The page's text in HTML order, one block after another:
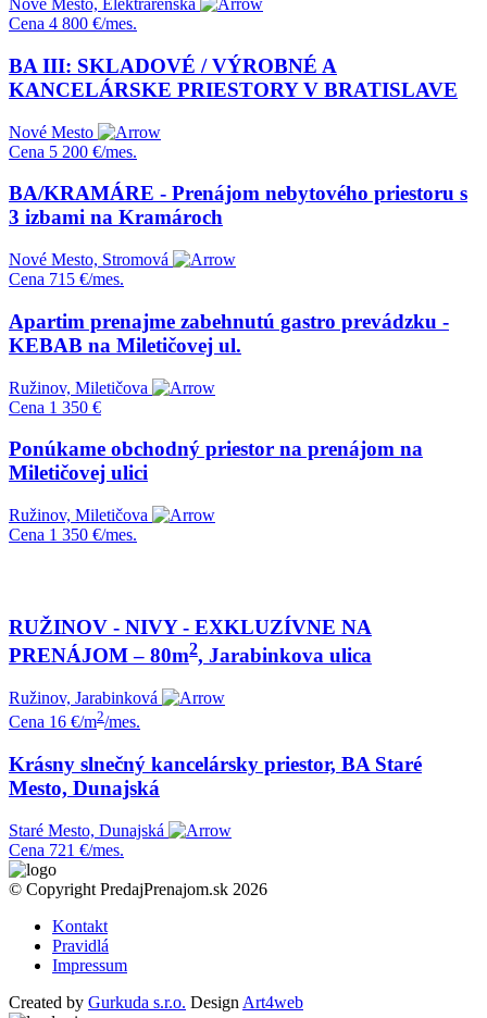
Nové Mesto, Elektrárenská
Cena 4 800 €/mes.
BA III: SKLADOVÉ / VÝROBNÉ A
KANCELÁRSKE PRIESTORY V BRATISLAVE
Nové Mesto
Cena 5 200 €/mes.
BA/KRAMÁRE - Prenájom nebytového priestoru s
3 izbami na Kramároch
Nové Mesto, Stromová
Cena 715 €/mes.
Apartim prenajme zabehnutú gastro prevádzku -
KEBAB na Miletičovej ul.
Ružinov, Miletičova
Cena 1 350 €
Ponúkame obchodný priestor na prenájom na
Miletičovej ulici
Ružinov, Miletičova
Cena 1 350 €/mes.
RUŽINOV - NIVY - EXKLUZÍVNE NA
PRENÁJOM – 80m2, Jarabinkova ulica
Ružinov, Jarabinková
Cena 16 €/m2/mes.
Krásny slnečný kancelársky priestor, BA Staré
Mesto, Dunajská
Staré Mesto, Dunajská
Cena 721 €/mes.
© Copyright PredajPrenajom.sk 2026
Kontakt
Pravidlá
Impressum
Created by Gurkuda s.r.o. Design Art4web